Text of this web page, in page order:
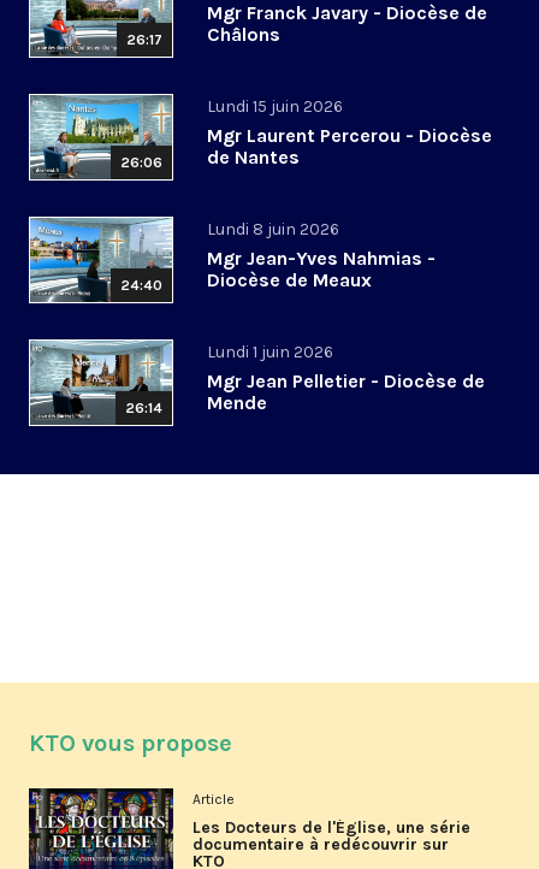
26:17
Mgr Franck Javary - Diocèse de
Châlons
26:06
Lundi 15 juin 2026
Mgr Laurent Percerou - Diocèse
de Nantes
24:40
Lundi 8 juin 2026
Mgr Jean-Yves Nahmias -
Diocèse de Meaux
26:14
Lundi 1 juin 2026
Mgr Jean Pelletier - Diocèse de
Mende
KTO vous propose
Article
Les Docteurs de l'Église, une série
documentaire à redécouvrir sur
KTO